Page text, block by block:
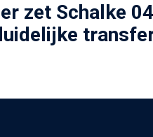
zet Schalke